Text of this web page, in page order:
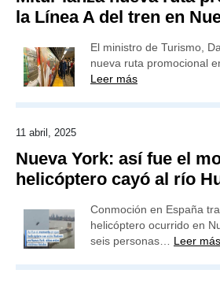
la Línea A del tren en
El ministro de Turismo,
nueva ruta promocional
Leer más
11 abril, 2025
Nueva York: así fue el
helicóptero cayó al río
Conmoción en España
helicóptero ocurrido en
seis personas… Leer más